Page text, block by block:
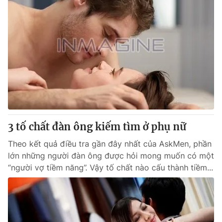
3 tố chất đàn ông kiếm tìm ở phụ nữ
Theo kết quả điều tra gần đây nhất của AskMen, phần
lớn những người đàn ông được hỏi mong muốn có một
“người vợ tiềm năng”. Vậy tố chất nào cấu thành tiềm...